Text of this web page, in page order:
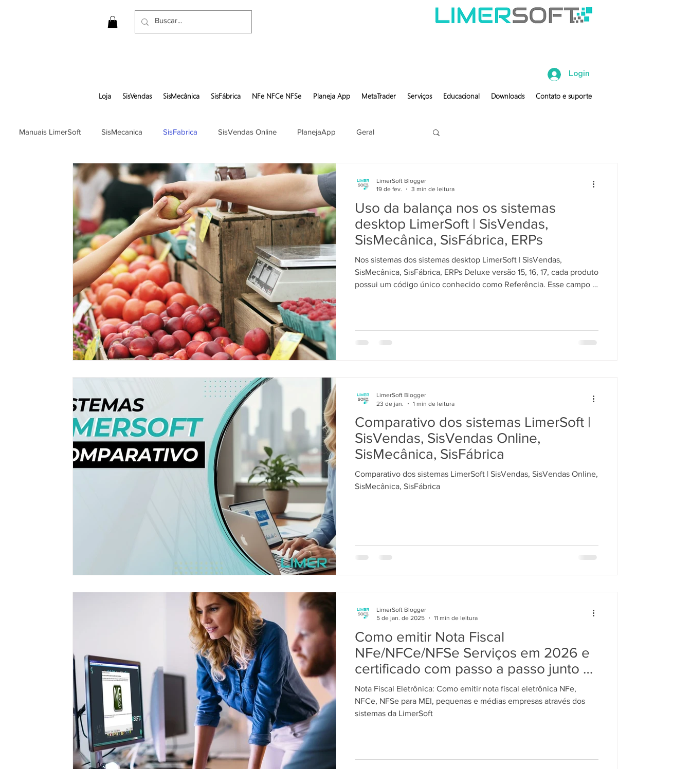
Login
Loja SisVendas SisMecânica SisFábrica NFe NFCe NFSe Planeja App MetaTrader Serviços Educacional Downloads Contato e suporte
Manuais LimerSoft SisMecanica SisFabrica SisVendas Online PlanejaApp Geral
Uso da balança nos os sistemas
desktop LimerSoft | SisVendas,
SisMecânica, SisFábrica, ERPs
Nos sistemas dos sistemas desktop LimerSoft | SisVendas,
SisMecânica, SisFábrica, ERPs Deluxe versão 15, 16, 17, cada produto
possui um código único conhecido como Referência. Esse campo é
LimerSoft Blogger
19 de fev.
3 min de leitura
Comparativo dos sistemas LimerSoft |
SisVendas, SisVendas Online,
SisMecânica, SisFábrica
Comparativo dos sistemas LimerSoft | SisVendas, SisVendas Online,
SisMecânica, SisFábrica
LimerSoft Blogger
23 de jan.
1 min de leitura
Como emitir Nota Fiscal
NFe/NFCe/NFSe Serviços em 2026 e
certificado com passo a passo junto a
SEBRAE
Nota Fiscal Eletrônica: Como emitir nota fiscal eletrônica NFe,
NFCe, NFSe para MEI, pequenas e médias empresas através dos
sistemas da LimerSoft
LimerSoft Blogger
5 de jan. de 2025
11 min de leitura